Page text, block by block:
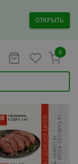
ОТКРЫТЬ
0